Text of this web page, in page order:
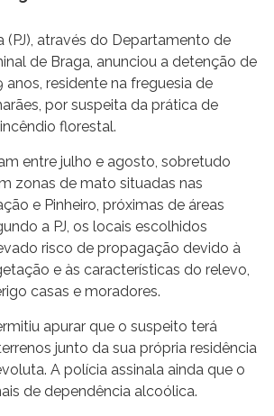
(PJ), através do Departamento de
de Braga, anunciou a detenção de
residente na freguesia de
por suspeita da prática de
florestal.
entre julho e agosto, sobretudo
zonas de mato situadas nas
e Pinheiro, próximas de áreas
a PJ, os locais escolhidos
risco de propagação devido à
e às características do relevo,
casas e moradores.
apurar que o suspeito terá
junto da sua própria residência
A polícia assinala ainda que o
de dependência alcoólica.